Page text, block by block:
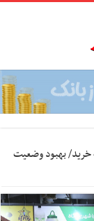
بهبود وضعیت